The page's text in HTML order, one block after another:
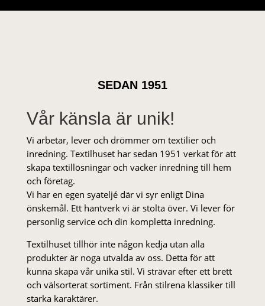
SEDAN 1951
Vår känsla är unik!
Vi arbetar, lever och drömmer om textilier och
inredning. Textilhuset har sedan 1951 verkat för att
skapa textillösningar och vacker inredning till hem
och företag.
Vi har en egen syateljé där vi syr enligt Dina
önskemål. Ett hantverk vi är stolta över. Vi lever för
personlig service och din kompletta inredning.
Textilhuset tillhör inte någon kedja utan alla
produkter är noga utvalda av oss. Detta för att
kunna skapa vår unika stil. Vi strä­var efter ett brett
och välsorterat sor­ti­ment. Från stil­rena klas­siker till
starka karaktärer.